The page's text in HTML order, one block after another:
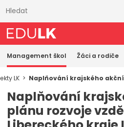
obsahu
Management škol Žáci a rodiče
LK Naplňování krajského
Naplňování
plánu rozvoje